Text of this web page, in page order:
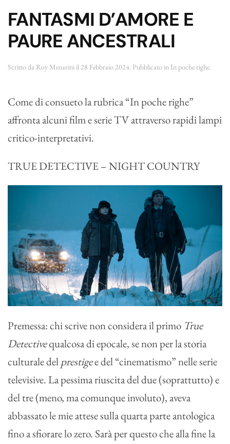
FANTASMI D’AMORE E
PAURE ANCESTRALI
Scritto da Roy Menarini il28 Febbraio 2024. Pubblicato in In poche righe.
Come di consueto la rubrica “In poche righe”
affronta alcuni film e serie TV attraverso rapidi lampi
critico-interpretativi.
TRUE DETECTIVE – NIGHT COUNTRY
Premessa: chi scrive non considera il primo True
Detectivequalcosa di epocale, se non per la storia
culturale del prestigee del “cinematismo” nelle serie
televisive. La pessima riuscita del due (soprattutto) e
del tre (meno, ma comunque involuto), aveva
abbassato le mie attese sulla quarta parte antologica
fino a sfiorare lo zero. Sarà per questo che alla fine la